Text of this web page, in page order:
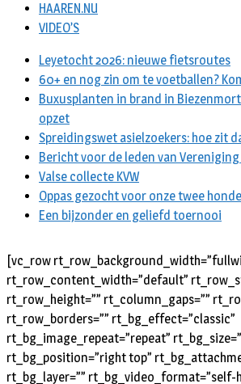
HAAREN.NU
VIDEO’S
Leyetocht 2026: nieuwe fietsroutes
60+ en nog zin om te voetballen?
Buxusplanten in brand in
opzet
Spreidingswet asielzoekers: hoe zit
Bericht voor de leden van Vereniging
Valse collecte KVW
Oppas gezocht voor onze twee
Een bijzonder en geliefd toernooi
[vc_row
rt_row_content_width=”default”
rt_row_height=”” rt_column_gaps=””
rt_row_borders=”” rt_bg_effect=”classic”
rt_bg_image_repeat=”repeat”
rt_bg_position=”right top”
rt_bg_layer=””